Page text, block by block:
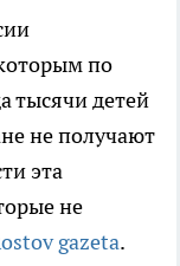
по
тысячи детей
не получают
эта
не
gazeta.